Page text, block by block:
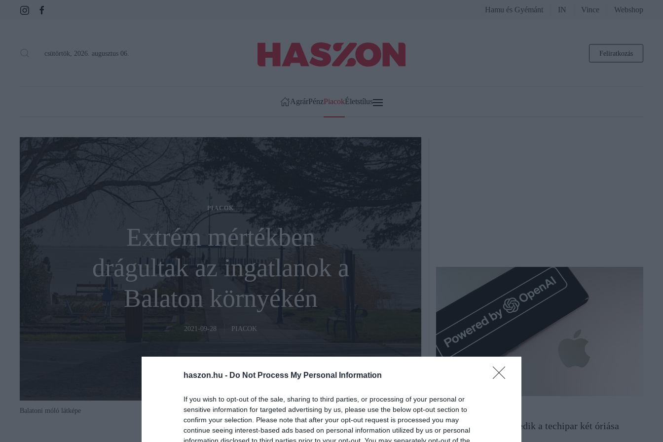
haszon.hu - Do Not Process My Personal Information
If you wish to opt-out of the sale, sharing to third parties, or processing of your personal or
sensitive information for targeted advertising by us, please use the below opt-out section to
confirm your selection. Please note that after your opt-out request is processed you may
continue seeing interest-based ads based on personal information utilized by us or personal
Hamu és Gyémánt IN Vince Webshop
csütörtök, 2026. augusztus 06. Feliratkozás
AgrárPénzPiacokÉletstílus
PIACOK
Extrém mértékben
drágultak az ingatlanok a
Balaton környékén
2021-09-28 PIACOK
Balatoni móló látképe Fotó:Photo by László Glatz on Unsplash JOG
Durva vádak: pereskedik a techipar két óriása